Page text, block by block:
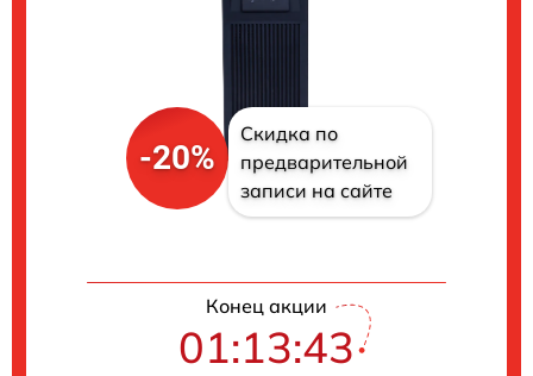
-20%
Скидка по
предварительной
записи на сайте
Конец акции
01:13:42